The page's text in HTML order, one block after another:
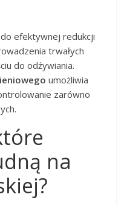
efektywnej redukcji
trwałych
do odżywiania.
umożliwia
zarówno
na